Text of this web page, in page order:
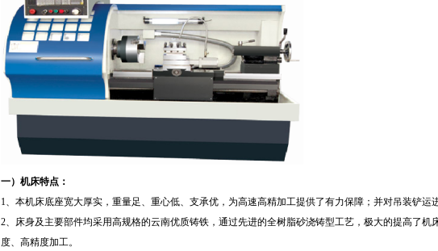
一） 机床特点：
1、本机床底座宽大厚实，重量足、重心低、支承优，为高速高精加工提供了有力保障；并对吊装铲运
2、床身及主要部件均采用高规格的云南优质铸铁，通过先进的全树脂砂浇铸型工艺，极大的提高了机
度、高精度加工。